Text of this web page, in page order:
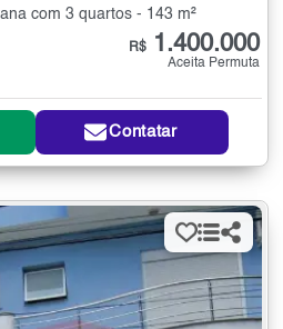
com 3 quartos - 143 m²
R$ 1.400.000
Aceita Permuta
Contatar